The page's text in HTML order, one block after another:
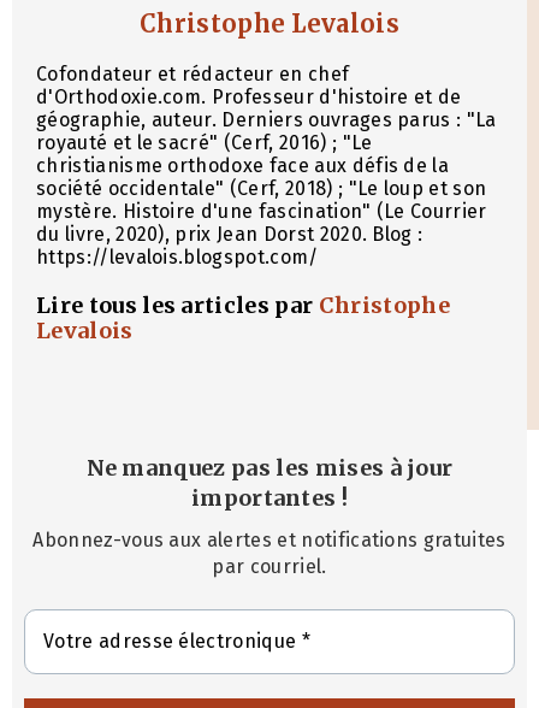
Christophe Levalois
Cofondateur et rédacteur en chef
d'Orthodoxie.com. Professeur d'histoire et de
géographie, auteur. Derniers ouvrages parus : "La
royauté et le sacré" (Cerf, 2016) ; "Le
christianisme orthodoxe face aux défis de la
société occidentale" (Cerf, 2018) ; "Le loup et son
mystère. Histoire d'une fascination" (Le Courrier
du livre, 2020), prix Jean Dorst 2020. Blog :
https://levalois.blogspot.com/
Lire tous les articles par Christophe
Levalois
Ne manquez pas les mises à jour
importantes !
Abonnez-vous aux alertes et notifications gratuites
par courriel.